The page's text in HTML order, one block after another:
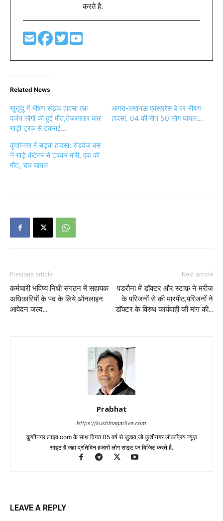
करते है.
Related News
खुखुंदू में भीषण सड़क हादसा एक
दर्जन लोगों की हुई मौत,तेजरफ़्तार कार
खड़ी ट्रक से टकराई…
आगरा-लखनऊ एक्सप्रेस वे पर भीषण
हादसा, 04 की मौत 50 लोग घायल…
कुशीनगर में सड़क हादसा: रोडवेज बस
ने खड़े कंटेनर से टक्कर मारी, एक की
मौत, चार घायल
Previous article
कर्मचारी भविष्य निधी संगठन में सहायक
अधिकारियों के पद के लिये ऑनलाइन
आवेदन जल्द…
Next article
पडरौना में डॉक्टर और स्टाफ़ ने मरीज
के परिजनों से की मारपीट,परिजनों ने
डॉक्टर के विरुध कार्यवाही की मांग की…
Prabhat
https://kushinagarlive.com
कुशीनगर लाइव.com के साथ विगत 05 वर्ष से जुडाव,जो कुशीनगर लोकप्रिय न्यूज़
साइट है.जहा प्रतिदिन हजारों लोग साइट पर विजिट करते है.
LEAVE A REPLY